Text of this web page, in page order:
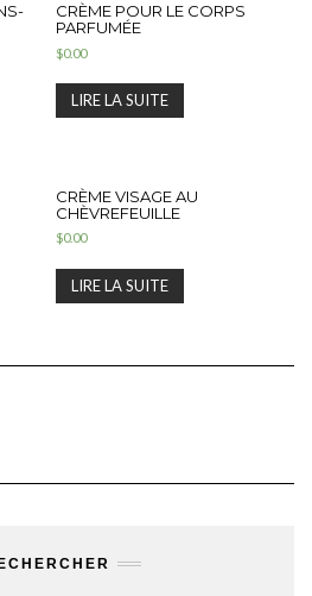
CRÈME POUR LE CORPS
PARFUMÉE
$0.00
LIRE LA SUITE
CRÈME VISAGE AU
CHÈVREFEUILLE
$0.00
LIRE LA SUITE